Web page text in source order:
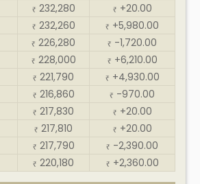
₹ 232,280 ₹ +20.00
₹ 232,260 ₹ +5,980.00
₹ 226,280 ₹ -1,720.00
₹ 228,000 ₹ +6,210.00
₹ 221,790 ₹ +4,930.00
₹ 216,860 ₹ -970.00
₹ 217,830 ₹ +20.00
₹ 217,810 ₹ +20.00
₹ 217,790 ₹ -2,390.00
₹ 220,180 ₹ +2,360.00